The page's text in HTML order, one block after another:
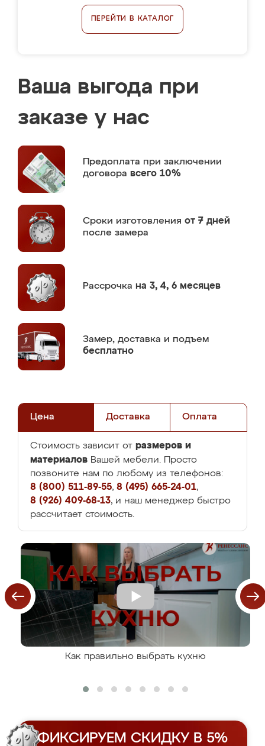
ПЕРЕЙТИ В КАТАЛОГ
Ваша выгода при
заказе у нас
Предоплата при заключении
договора всего 10%
Сроки изготовления от 7 дней
после замера
Рассрочка на 3, 4, 6 месяцев
Замер, доставка и подъем
бесплатно
Цена Доставка Оплата
Стоимость зависит от размеров и
материалов Вашей мебели. Просто
позвоните нам по любому из телефонов:
8 (800) 511-89-55, 8 (495) 665-24-01,
8 (926) 409-68-13, и наш менеджер быстро
рассчитает стоимость.
Как правильно выбрать кухню
ФИКСИРУЕМ СКИДКУ В 5%